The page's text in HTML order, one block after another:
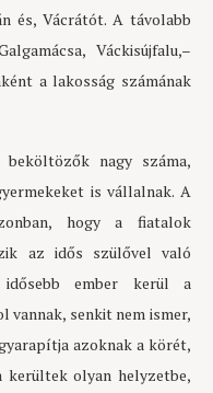
és, Vácrátót. A távolabb
Váckisújfalu,–
a lakosság számának
nagy száma,
is vállalnak. A
hogy a fiatalok
az idős szülővel való
ember kerül a
vannak, senkit nem ismer,
azoknak a körét,
olyan helyzetbe,